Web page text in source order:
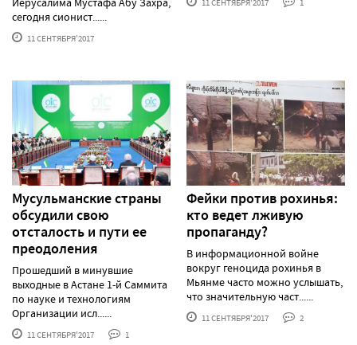
сегодня сионист......
11 СЕНТЯБРЯ'2017
Мусульманские страны
обсудили свою
отсталость и пути ее
преодоления
Прошедший в минувшие
выходные в Астане 1-й Саммита
по науке и технологиям
Организации исл......
11 СЕНТЯБРЯ'2017 1
Фейки против рохинья:
кто ведет лживую
пропаганду?
В информационной войне
вокруг геноцида рохинья в
Мьянме часто можно услышать,
что значительную част......
11 СЕНТЯБРЯ'2017 2